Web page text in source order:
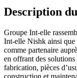
Description
Groupe Int-elle
Int-elle Nishk ainsi
comme partenaire
en offrant des
fabrication, pièces
construction et